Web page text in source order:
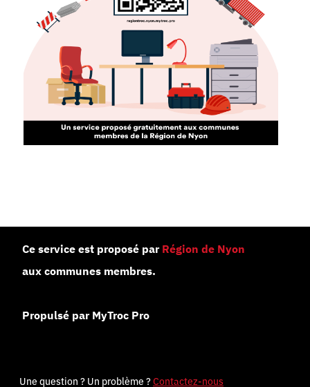
Ce service est proposé par Région de Nyon
aux communes membres.
Propulsé par MyTroc Pro
Une question ? Un problème ?Contactez-nous